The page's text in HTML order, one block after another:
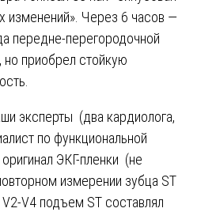
изменений». Через 6 часов —
передне-перегородочной
приобрел стойкую
эксперты (два кардиолога,
по функциональной
ЭКГ-пленки (не
измерении зубца ST
V4 подъем ST составлял